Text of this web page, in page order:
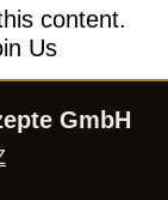
content.
Us
GmbH